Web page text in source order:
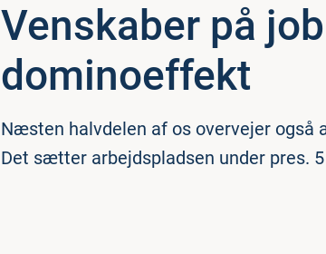
Venskaber på
do­mi­no­ef­fekt
Næsten halvdelen af os overvejer også
Det sætter arbejdspladsen under pres.